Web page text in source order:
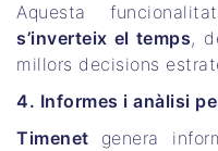
Aquesta
s’inverteix el temps,
millors decisions
4. Informes i anàlisi
Timenet genera